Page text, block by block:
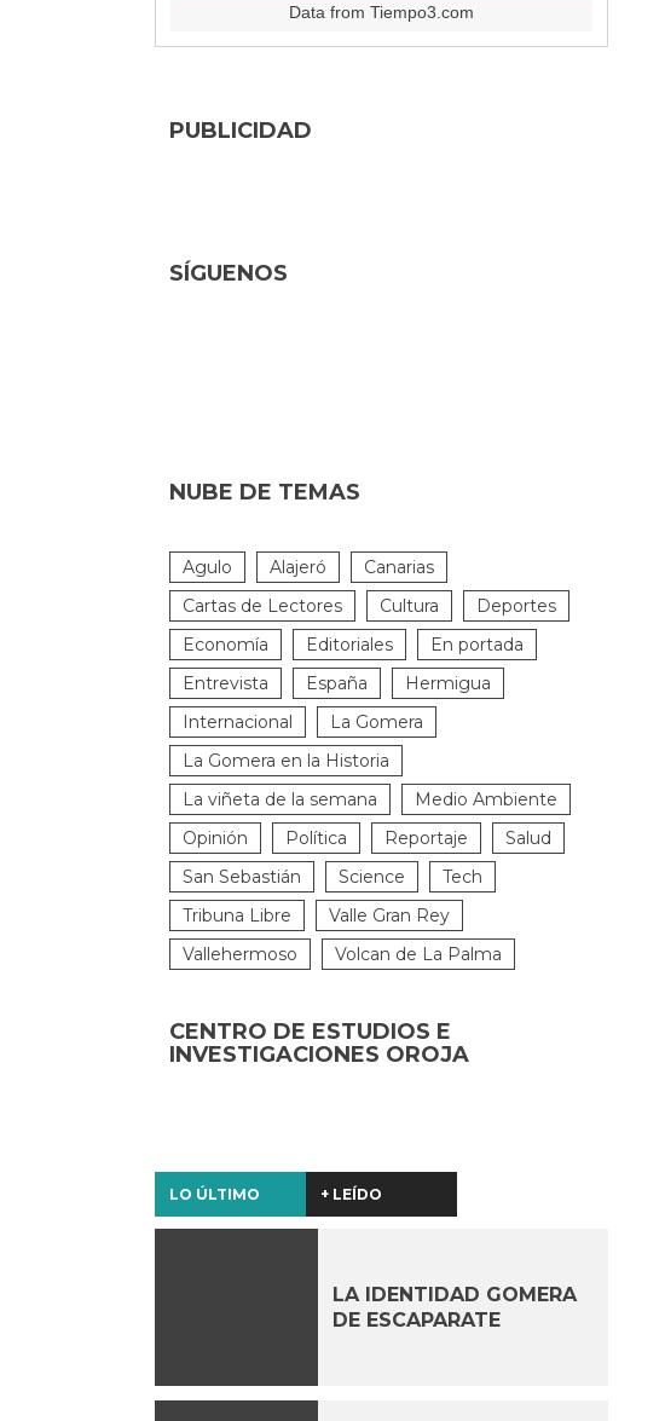
Data from Tiempo3.com
PUBLICIDAD
SÍGUENOS
NUBE DE TEMAS
Agulo Alajeró
Canarias
Cartas de Lectores
Cultura
Deportes
Economía
Editoriales
En portada
Entrevista
España
Hermigua
Internacional
La Gomera
La Gomera en la Historia
La viñeta de la semana
Medio Ambiente
Opinión
Política Reportaje
Salud
San Sebastián
Science
Tech
Tribuna Libre
Valle Gran Rey
Vallehermoso
Volcan de La Palma
CENTRO DE ESTUDIOS E
INVESTIGACIONES OROJA
LO ÚLTIMO + LEÍDO
LA IDENTIDAD GOMERA
DE ESCAPARATE